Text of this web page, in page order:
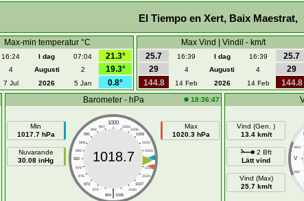
El Tiempo en Xert, Baix
Max-min temperatur °C
16:24 I dag 07:04
21.3°
4 Augusti 2
19.3°
7 Jul 2026 5 Jan 0.8°
Max Vind | Vindil - km/t
25.7
16:39 I dag 16:39
25.7
29
4 Augusti 4
29
144.8
14 Feb 2026 14 Feb 144.8
Barometer - hPa 18:36:47
Min
1017.7 hPa
Nuvarande
30.08 inHg
1000
997 1003
994
1006
991
1009
988
1012
985
1015
982
1018
979
1021
976
1024
973
1027
970
1030
|
964 1036
1018.7
Max
1020.3 hPa
Vind (Gen. )
13.4 km/t
2 Bft
Lätt vind
Vind (Max)
25.7 km/t
VNV
V
VSV